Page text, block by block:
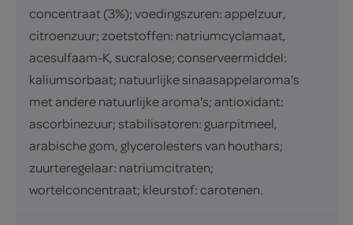
concentraat (3%); voedingszuren: appelzuur,
citroenzuur; zoetstoffen: natriumcyclamaat,
acesulfaam-K, sucralose; conserveermiddel:
kaliumsorbaat; natuurlijke sinaasappelaroma's
met andere natuurlijke aroma's; antioxidant:
ascorbinezuur; stabilisatoren: guarpitmeel,
arabische gom, glycerolesters van houthars;
zuurteregelaar: natriumcitraten;
wortelconcentraat; kleurstof: carotenen.